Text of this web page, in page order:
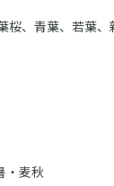
桜、青葉、若葉
麦秋